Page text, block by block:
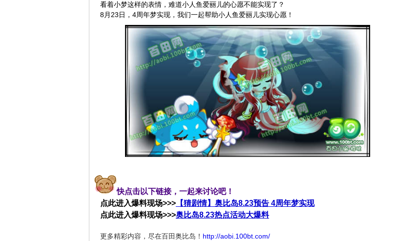
看着小梦这样的表情，难道小人鱼爱丽儿的心愿不能实现了？
8月23日，4周年梦实现，我们一起帮助小人鱼爱丽儿实现心愿！
快点击以下链接，一起来讨论吧！
点此进入爆料现场>>> 【猜剧情】奥比岛8.23预告 4周年梦实现
点此进入爆料现场>>>奥比岛8.23热点活动大爆料
更多精彩内容，尽在百田奥比岛！ http://aobi.100bt.com/